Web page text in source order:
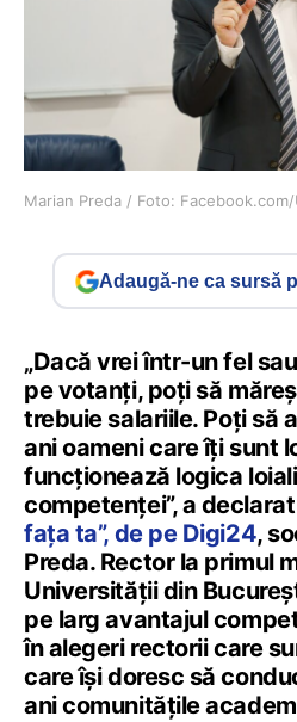
Marian Preda / Foto:
Adaugă-ne ca sursă
„Dacă vrei într-un fel
pe votanți, poți să
trebuie salariile. Poți să
ani oameni care îți sunt
funcționează logica
competenței”, a
fața ta”, de pe Digi24,
Preda. Rector la primul
Universității din
pe larg avantajul
în alegeri rectorii care
care își doresc să
ani comunitățile